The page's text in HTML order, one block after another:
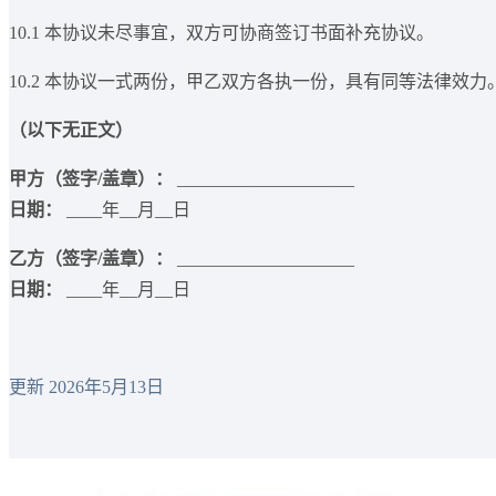
10.1 本协议未尽事宜，双方可协商签订书面补充协议。
10.2 本协议一式两份，甲乙双方各执一份，具有同等法律效力
（以下无正文）
甲方（签字/盖章）：
日期：
____年__月__日
乙方（签字/盖章）：
日期：
____年__月__日
更新 2026年5月13日